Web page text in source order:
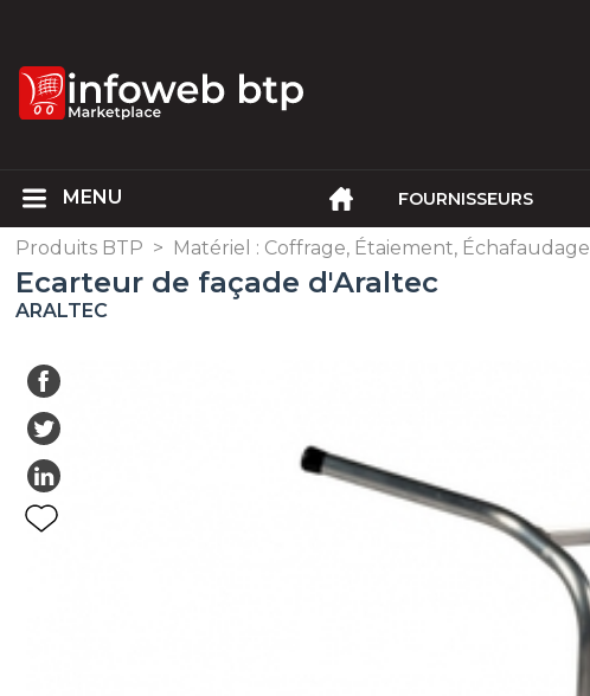
FOURNISSEURS
Produits BTP > Matériel : Coffrage, Étaiement, Échafaudage
Ecarteur de façade d'Araltec
ARALTEC